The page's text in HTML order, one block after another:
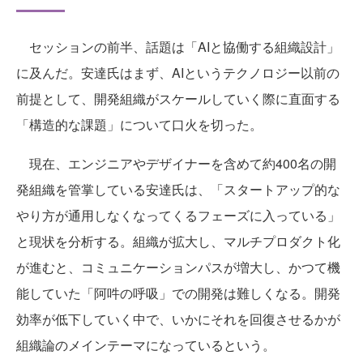
セッションの前半、話題は「AIと協働する組織設計」
に及んだ。安達氏はまず、AIというテクノロジー以前の
前提として、開発組織がスケールしていく際に直面する
「構造的な課題」について口火を切った。
現在、エンジニアやデザイナーを含めて約400名の開
発組織を管掌している安達氏は、「スタートアップ的な
やり方が通用しなくなってくるフェーズに入っている」
と現状を分析する。組織が拡大し、マルチプロダクト化
が進むと、コミュニケーションパスが増大し、かつて機
能していた「阿吽の呼吸」での開発は難しくなる。開発
効率が低下していく中で、いかにそれを回復させるかが
組織論のメインテーマになっているという。